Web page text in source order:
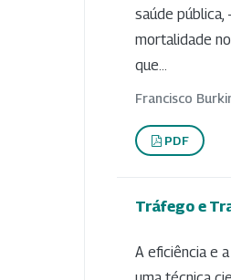
saúde
mortalidade
que...
Francisco
PDF
Tráfego e
A eficiência e